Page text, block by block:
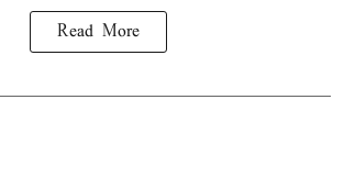
Read More